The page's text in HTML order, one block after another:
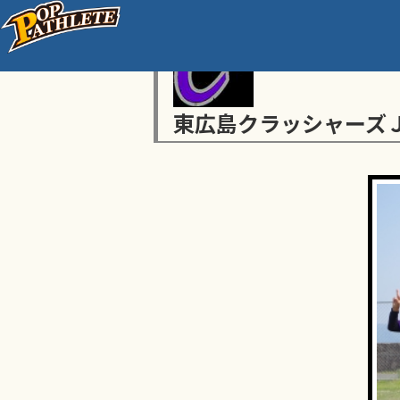
東広島クラッシャーズ